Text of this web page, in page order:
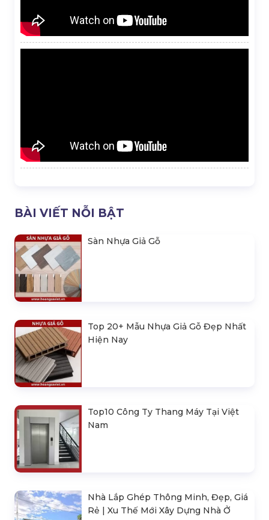
BÀI VIẾT NỖI BẬT
Sàn Nhựa Giả Gỗ
Top 20+ Mẫu Nhựa Giả Gỗ Đẹp Nhất
Hiện Nay
Top10 Công Ty Thang Máy Tại Việt
Nam
Nhà Lắp Ghép Thông Minh, Đẹp, Giá
Rẻ | Xu Thế Mới Xây Dựng Nhà Ở